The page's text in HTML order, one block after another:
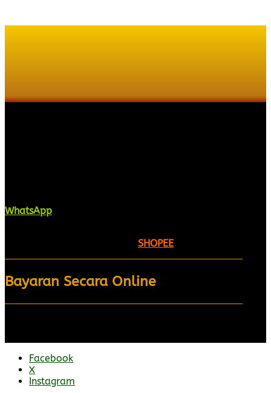
WhatsApp
SHOPEE
Bayaran Secara Online
Facebook
X
Instagram